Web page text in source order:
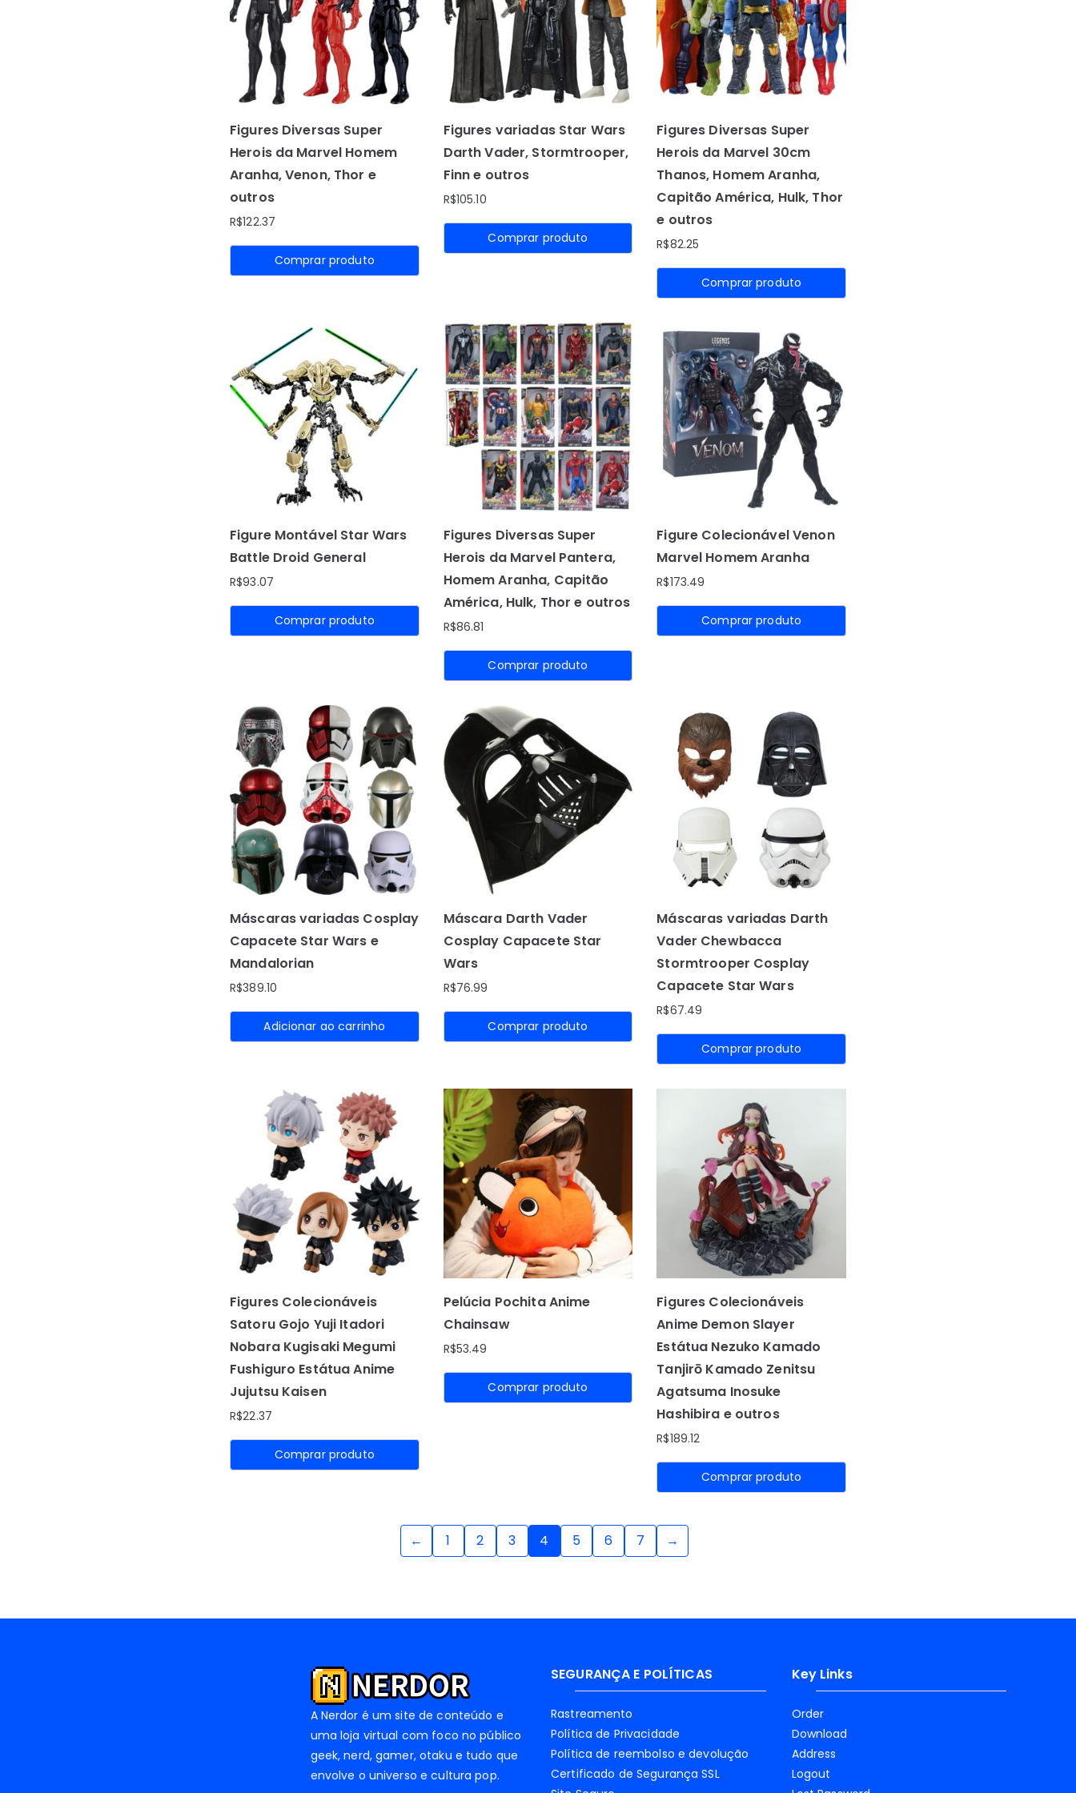
c
a
o
p
i
Figures Diversas Super
Herois da Marvel Homem
Aranha, Venon, Thor e
outros
R$122.37
Comprar produto
Figures variadas Star Wars
Darth Vader, Stormtrooper,
Finn e outros
R$105.10
Comprar produto
Figures Diversas Super
Herois da Marvel 30cm
Thanos, Homem Aranha,
Capitão América, Hulk, Thor
e outros
R$82.25
Comprar produto
Figure Montável Star Wars
Battle Droid General
R$93.07
Comprar produto
Figures Diversas Super
Herois da Marvel Pantera,
Homem Aranha, Capitão
América, Hulk, Thor e outros
R$86.81
Comprar produto
Figure Colecionável Venon
Marvel Homem Aranha
R$173.49
Comprar produto
Máscaras variadas Cosplay
Capacete Star Wars e
Mandalorian
R$389.10
Adicionar ao carrinho
Máscara Darth Vader
Cosplay Capacete Star
Wars
R$76.99
Comprar produto
Máscaras variadas Darth
Vader Chewbacca
Stormtrooper Cosplay
Capacete Star Wars
R$67.49
Comprar produto
Figures Colecionáveis
Satoru Gojo Yuji Itadori
Nobara Kugisaki Megumi
Fushiguro Estátua Anime
Jujutsu Kaisen
R$22.37
Comprar produto
Pelúcia Pochita Anime
Chainsaw
R$53.49
Comprar produto
Figures Colecionáveis
Anime Demon Slayer
Estátua Nezuko Kamado
Tanjirō Kamado Zenitsu
Agatsuma Inosuke
Hashibira e outros
R$189.12
Comprar produto
← 1 2 3 4 5 6 7 →
A Nerdor é um site de conteúdo e
uma loja virtual com foco no público
geek, nerd, gamer, otaku e tudo que
envolve o universo e cultura pop.
SEGURANÇA E POLÍTICAS
Rastreamento
Política de Privacidade
Política de reembolso e devolução
Certificado de Segurança SSL
Key Links
Order
Download
Address
Logout